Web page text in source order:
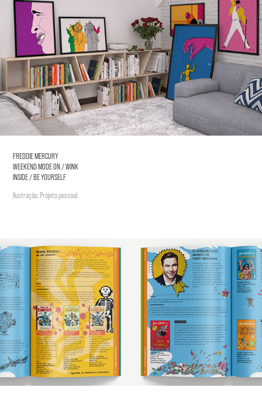
FREDDIE MERCURY
WEEKEND MODE ON / WINK
INSIDE / BE YOURSELF
Ilustração. Projeto pessoal.